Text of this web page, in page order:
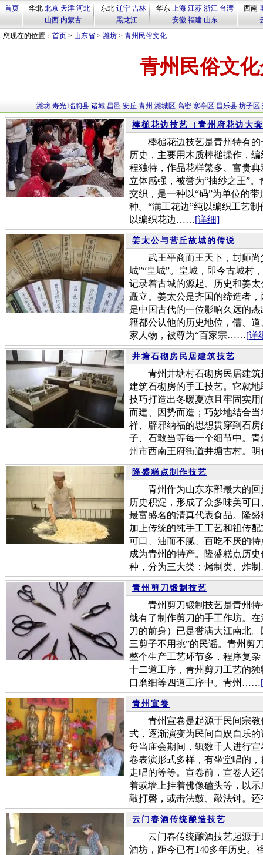
首页 华北 北京 天津 河北
山西 内蒙古
东北 辽宁 吉林
黑龙江
华东 上海 江苏 浙江 台湾
安徽 福建 山东
西南
您现在的位置： 首页 > 山东省 > 潍坊 > 青州民俗文化
青州民俗文
潍坊 寿光 临朐县 诸城 昌邑 安丘 青州 潍城区 高密 寒亭区 昌乐县 坊子区
棒槌花边技艺（青州府花边大
棒槌花边技艺是青州特有的
历史，主要用木质棒槌操作，
程独特，作品花样繁多、富贵
立体感强，被誉为“抽纱之王”
交织，是一种以“码”为单位的
种。“满工花边”纯以编织工艺
以编织花边……[详细]
姜太公与营丘故城的传说
武王平商而王天下，封师尚
城”“皇城”。皇城，即今古城村
记录着古城的源起、历史和姜
矗立。姜太公是齐国的缔造者
是中国古代的一位影响久远的
籍都公认他的历史地位，儒、
家人物，被尊为“百家宗……[详
井塘石砌房民居建筑技艺
青州井塘村石砌房民居建筑
建筑石砌房的手工技艺。它就
技巧打造出冬暖夏凉且牢固实
而建、因势而造；巧妙地结合
祥、辟邪纳福的思想贯穿到石
子、石敢当等每一个细节中。
州市西南王府街道井塘古村。
隆盛糕点制作技艺
青州作为山东东部最大的回
历史积淀，形成了众多味美可
最富盛名的清真代表食品。隆
加上传统的纯手工工艺和祖传
可口、油而不腻、百吃不厌的
成为青州的特产。隆盛糕点历
种，分为三大类：烤制类、炸
青州剪刀锻制技艺
青州剪刀锻制技艺是青州特
就有了制作剪刀的手工作坊。
刀的前身）已是誉满大江南北
三剪子不用挑”的民谣。青州剪
整个生产工艺环节多，程序复
十二道工序，青州剪刀工艺的
口磨细等四道工序中。青州……
青州宣卷
青州宣卷是起源于民间宗教
式，逐渐演变为民间自娱自乐
每当庙会期间，辄数千人进行
卷表演形式多样，有坐堂唱的
走唱的等等。宣卷前，宣卷人
着或墙上挂着佛像磕头等，以
敲打磬，或击法鼓、敲法钟。
云门春酒传统酿造技艺
云门春传统酿酒技艺起源于
酒坊，距今已有140多年历史。